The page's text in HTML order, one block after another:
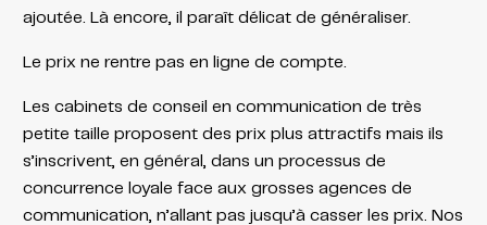
ajoutée. Là encore, il paraît délicat de généraliser.
Le prix ne rentre pas en ligne de compte.
Les cabinets de conseil en communication de très
petite taille proposent des prix plus attractifs mais ils
s’inscrivent, en général, dans un processus de
concurrence loyale face aux grosses agences de
communication, n’allant pas jusqu’à casser les prix. Nos